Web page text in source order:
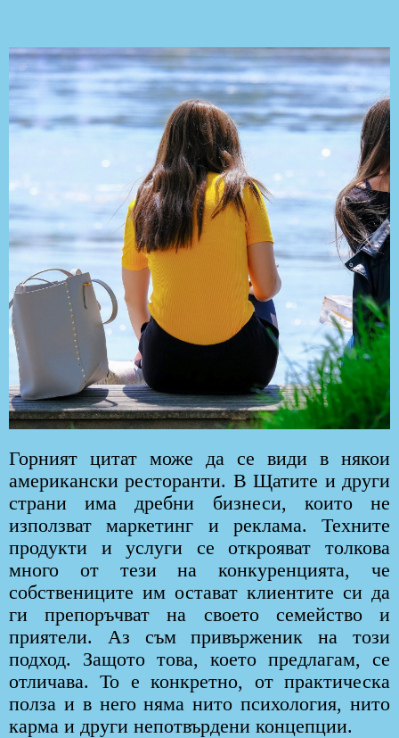
Горният цитат може да се види в някои
американски ресторанти. В Щатите и други
страни има дребни бизнеси, които не
използват маркетинг и реклама. Техните
продукти и услуги се открояват толкова
много от тези на конкуренцията, че
собствениците им остават клиентите си да
ги препоръчват на своето семейство и
приятели. Аз съм привърженик на този
подход. Защото това, което предлагам, се
отличава. То е конкретно, от практическа
полза и в него няма нито психология, нито
карма и други непотвърдени концепции.